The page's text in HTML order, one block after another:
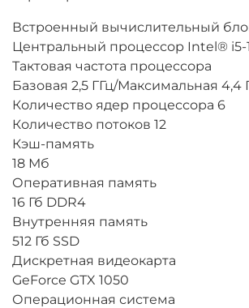
Встроенный вычислительный
Центральный процессор Intel® i5-
Тактовая частота процессора
Базовая 2,5 ГГц/Максимальная 4,4
Количество ядер процессора 6
Количество потоков 12
Кэш-память
18 Мб
Оперативная память
16 Гб DDR4
Внутренняя память
512 Гб SSD
Дискретная видеокарта
GeForce GTX 1050
Операционная система